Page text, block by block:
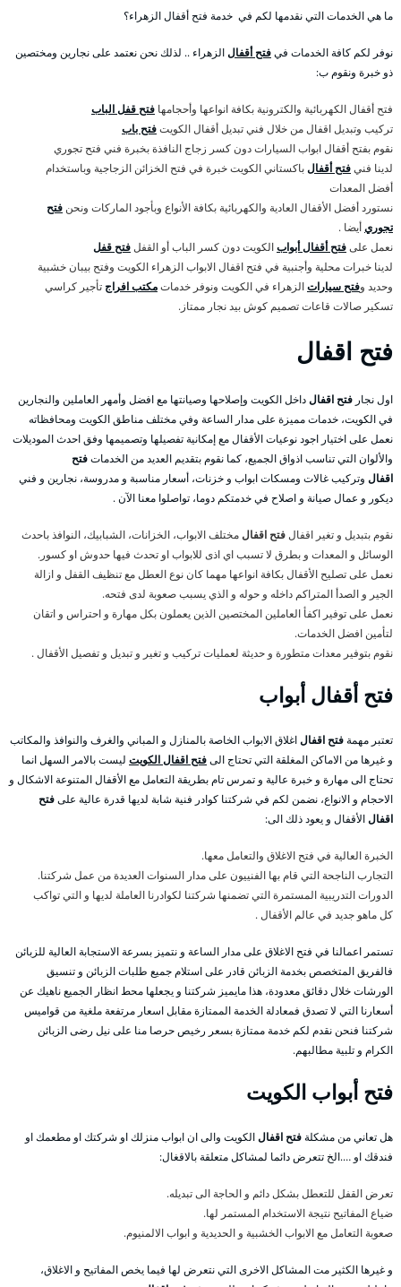
ما هي الخدمات التي نقدمها لكم في خدمة فتح أقفال الزهراء؟
نوفر لكم كافة الخدمات فيفتح أقفالالزهراء .. لذلك نحن نعتمد على نجارين ومختصين
ذو خبرة ونقوم ب:
فتح أقفال الكهربائية والكترونية بكافة انواعها وأحجامها فتح قفل الباب
تركيب وتبديل اقفال من خلال فني تبديل أقفال الكويتفتح باب
نقوم بفتح أقفال ابواب السيارات دون كسر زجاج النافذة بخبرة فني فتح تجوري
لدينا فنيفتح أقفالباكستاني الكويت خبرة في فتح الخزائن الزجاجية وباستخدام
أفضل المعدات
نستورد أفضل الأقفال العادية والكهربائية بكافة الأنواع وبأجود الماركات ونحن فتح
تجوريأيضا .
نعمل علىفتح أقفال أبوابالكويت دون كسر الباب أو القفلفتح قفل
لدينا خبرات محلية وأجنبية في فتح اقفال الابواب الزهراء الكويت وفتح بيبان خشبية
وحديد وفتح سياراتالزهراء في الكويت ونوفر خدماتمكتب افراج تأجير كراسي
تسكير صالات قاعات تصميم كوش بيد نجار ممتاز.
فتح اقفال
اول نجار فتح اقفالداخل الكويت وإصلاحها وصيانتها مع افضل وأمهر العاملين والنجارين
في الكويت، خدمات مميزة على مدار الساعة وفي مختلف مناطق الكويت ومحافظاته
نعمل على اختيار اجود نوعيات الأقفال مع إمكانية تفصيلها وتصميمها وفق احدث الموديلات
والألوان التي تناسب اذواق الجميع، كما نقوم بتقديم العديد من الخدماتفتح
اقفال وتركيب غالات ومسكات ابواب و خزنات، أسعار مناسبة و مدروسة، نجارين و فني
ديكور و عمال صيانة و اصلاح في خدمتكم دوما، تواصلوا معنا الآن .
نقوم بتبديل و تغير اقفالفتح اقفالمختلف الابواب، الخزانات، الشبابيك، النوافذ باحدث
الوسائل و المعدات و بطرق لا تسبب اي اذى للابواب او تحدث فيها حدوش او كسور.
نعمل على تصليح الأقفال بكافة انواعها مهما كان نوع العطل مع تنظيف القفل و ازالة
الجير و الصدأ المتراكم داخله و حوله و الذي يسبب صعوبة لدى فتحه.
نعمل على توفير اكفأ العاملين المختصين الذين يعملون بكل مهارة و احتراس و اتقان
لتأمين افضل الخدمات.
نقوم بتوفير معدات متطورة و حديثة لعمليات تركيب و تغير و تبديل و تفصيل الأقفال .
فتح أقفال أبواب
تعتبر مهمةفتح اقفالاغلاق الابواب الخاصة بالمنازل و المباني والغرف والنوافذ والمكاتب
و غيرها من الاماكن المغلقة التي تحتاج الىفتح اقفال الكويت ليست بالامر السهل انما
تحتاج الى مهارة و خبرة عالية و تمرس تام بطريقة التعامل مع الأقفال المتنوعة الاشكال و
الاحجام و الانواع، نضمن لكم في شركتنا كوادر فنية شابة لديها قدرة عالية علىفتح
اقفالالأقفال و يعود ذلك الى:
الخبرة العالية في فتح الاغلاق والتعامل معها.
التجارب الناجحة التي قام بها الفنييون على مدار السنوات العديدة من عمل شركتنا.
الدورات التدريبية المستمرة التي تضمنها شركتنا لكوادرنا العاملة لديها و التي تواكب
كل ماهو جديد في عالم الأقفال .
تستمر اعمالنا في فتح الاغلاق على مدار الساعة و نتميز بسرعة الاستجابة العالية للزبائن
فالفريق المتخصص بخدمة الزبائن قادر على استلام جميع طلبات الزبائن و تنسيق
الورشات خلال دقائق معدودة، هذا مايميز شركتنا و يجعلها محط انظار الجميع ناهيك عن
أسعارنا التي لا تصدق فمعادلة الخدمة الممتازة مقابل اسعار مرتفعة ملغية من قواميس
شركتنا فنحن نقدم لكم خدمة ممتازة بسعر رخيص حرصا منا على نيل رضى الزبائن
الكرام و تلبية مطالبهم.
فتح أبواب الكويت
هل تعاني من مشكلةفتح اقفالالكويت والى ان ابواب منزلك او شركتك او مطعمك او
فندقك او ….الخ تتعرض دائما لمشاكل متعلقة بالاقغال:
تعرض القفل للتعطل بشكل دائم و الحاجة الى تبديله.
ضياع المفاتيح نتيجة الاستخدام المستمر لها.
صعوبة التعامل مع الابواب الخشبية و الحديدية و ابواب الالمنيوم.
و غيرها الكثير مت المشاكل الاخرى التي نتعرض لها فيما يخص المفاتيح و الاغلاق،